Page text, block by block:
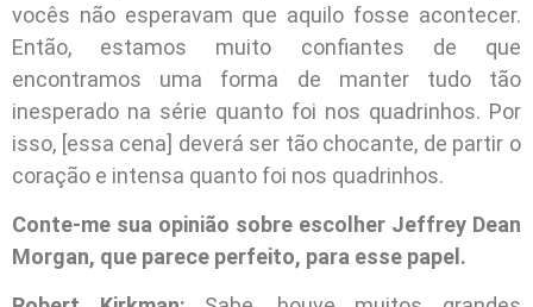
vocês não esperavam que aquilo fosse acontecer.
Então, estamos muito confiantes de que
encontramos uma forma de manter tudo tão
inesperado na série quanto foi nos quadrinhos. Por
isso, [essa cena] deverá ser tão chocante, de partir o
coração e intensa quanto foi nos quadrinhos.
Conte-me sua opinião sobre escolher Jeffrey Dean
Morgan, que parece perfeito, para esse papel.